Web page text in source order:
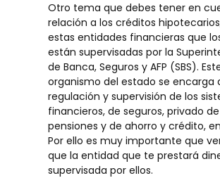
Otro tema que debes tener en
relación a los créditos
estas entidades financieras que
están supervisadas por la
de Banca, Seguros y AFP (SBS).
organismo del estado se encarga
regulación y supervisión de los
financieros, de seguros, privado de
pensiones y de ahorro y crédito,
Por ello es muy importante que
que la entidad que te prestará
supervisada por ellos.